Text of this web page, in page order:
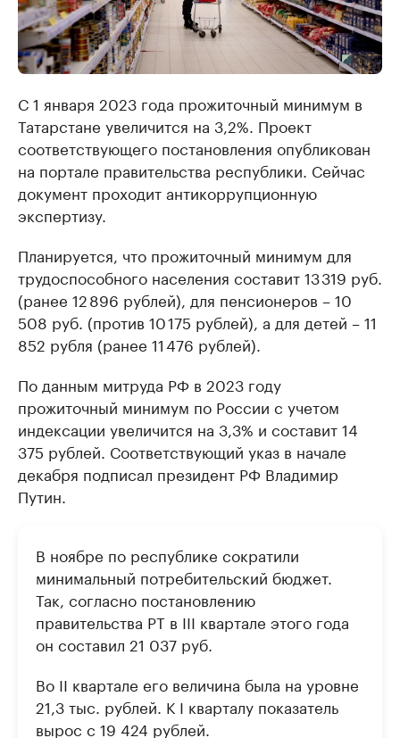
С 1 января 2023 года прожиточный минимум в
Татарстане увеличится на 3,2%. Проект
соответствующего постановления опубликован
на портале правительства республики. Сейчас
документ проходит антикоррупционную
экспертизу.
Планируется, что прожиточный минимум для
трудоспособного населения составит 13 319 руб.
(ранее 12 896 рублей), для пенсионеров – 10
508 руб. (против 10 175 рублей), а для детей – 11
852 рубля (ранее 11 476 рублей).
По данным митруда РФ в 2023 году
прожиточный минимум по России с учетом
индексации увеличится на 3,3% и составит 14
375 рублей. Соответствующий указ в начале
декабря подписал президент РФ Владимир
Путин.
В ноябре по республике сократили
минимальный потребительский бюджет.
Так, согласно постановлению
правительства РТ в III квартале этого года
он составил 21 037 руб.
Во II квартале его величина была на уровне
21,3 тыс. рублей. К I кварталу показатель
вырос с 19 424 рублей.